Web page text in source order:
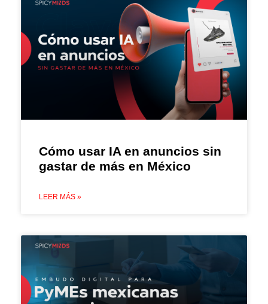
Cómo usar IA en anuncios sin
gastar de más en México
LEER MÁS »